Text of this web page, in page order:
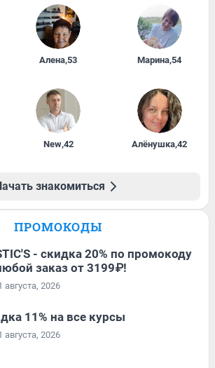
Алена,53 Марина,54
New,42 Алёнушка,42
знакомиться
ПРОМОКОДЫ
- скидка 20% по промокоду
заказ от 3199₽!
августа, 2026
11% на все курсы
августа, 2026